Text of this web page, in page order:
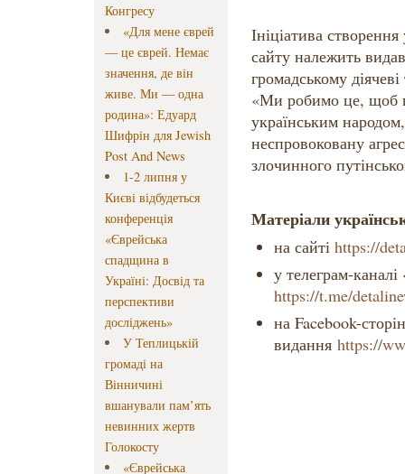
Конгресу
«Для мене єврей
— це єврей. Немає
значення, де він
живе. Ми — одна
родина»: Едуард
Шифрін для Jewish
Post And News
1-2 липня у
Києві відбудеться
конференція
«Єврейська
спадщина в
Україні: Досвід та
перспективи
досліджень»
У Теплицькій
громаді на
Вінничині
вшанували пам’ять
невинних жертв
Голокосту
«Єврейська
Ініціатива створення
сайту належить
громадському
«Ми робимо це, щоб
українським
неспровоковану
злочинного
Матеріали
на сайті https://
у телеграм-
https://t.me/
на Facebook-
видання https://